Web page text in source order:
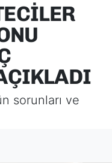
sorunları ve